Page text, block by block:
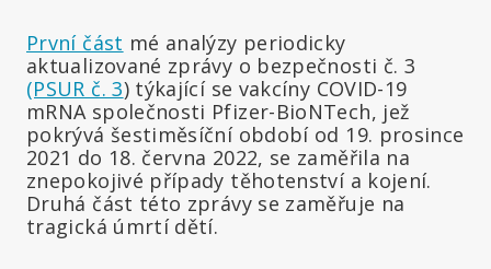
První část mé analýzy periodicky
aktualizované zprávy o bezpečnosti č. 3
(PSUR č. 3) týkající se vakcíny COVID-19
mRNA společnosti Pfizer-BioNTech, jež
pokrývá šestiměsíční období od 19. prosince
2021 do 18. června 2022, se zaměřila na
znepokojivé případy těhotenství a kojení.
Druhá část této zprávy se zaměřuje na
tragická úmrtí dětí.